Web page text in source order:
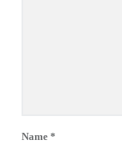
Name *